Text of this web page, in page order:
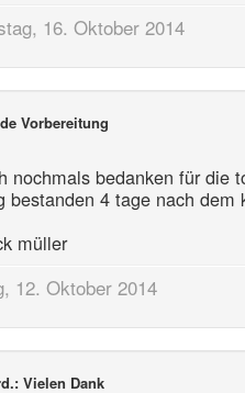
16. Oktober 2014
Vorbereitung
nochmals bedanken für die
bestanden 4 tage nach
müller
12. Oktober 2014
Vielen Dank